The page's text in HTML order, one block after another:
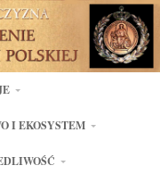
I EKOSYSTEM